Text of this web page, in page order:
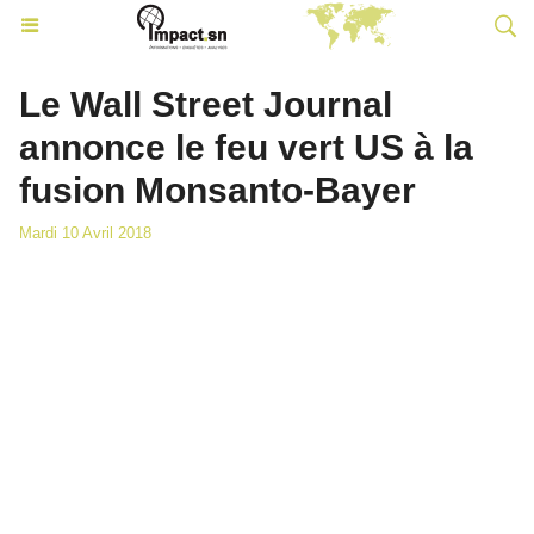
Le Wall Street Journal
annonce le feu vert US à la
fusion Monsanto-Bayer
Mardi 10 Avril 2018